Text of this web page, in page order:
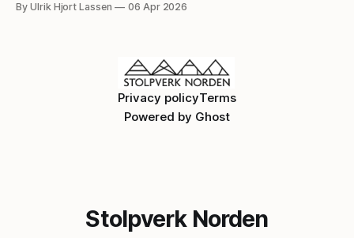
Det Kongelige Akademi på Holmen i Köpenhamn, Philip de
By Ulrik Hjort Lassen 06 Apr 2026
Privacy policyTerms
Powered by Ghost
Stolpverk Norden